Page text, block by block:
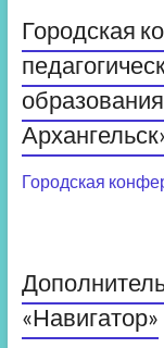
Городская
Городская
«Навигатор»